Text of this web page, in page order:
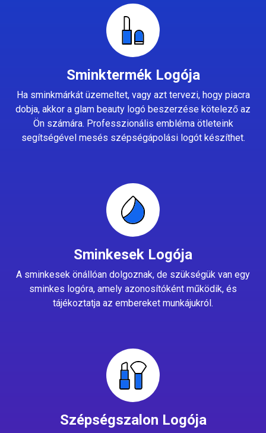
Sminktermék Logója
Ha sminkmárkát üzemeltet, vagy azt tervezi, hogy piacra
dobja, akkor a glam beauty logó beszerzése kötelező az
Ön számára. Professzionális embléma ötleteink
segítségével mesés szépségápolási logót készíthet.
Sminkesek Logója
A sminkesek önállóan dolgoznak, de szükségük van egy
sminkes logóra, amely azonosítóként működik, és
tájékoztatja az embereket munkájukról.
Szépségszalon Logója